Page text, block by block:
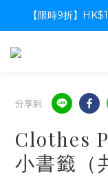
【限時9折】
【限時9折】
支付系統升級中，
分享到
Clothes
小書籤（